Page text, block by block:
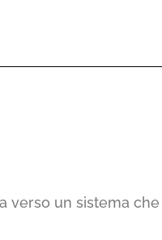
verso un sistema